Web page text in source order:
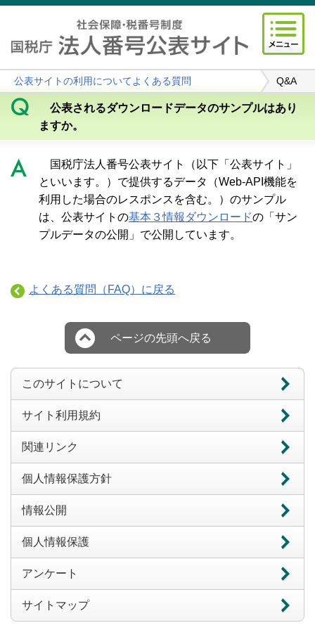
公表サイトの利用についてよくある質問 Q&A
公表されるダウンロードデータのサンプルはあり
ますか。
国税庁法人番号公表サイト（以下「公表サイト」
といいます。）で提供するデータ（Web-API機能を
利用した場合のレスポンスを含む。）のサンプル
は、公表サイトの基本３情報ダウンロードの「サン
プルデータの公開」で公開しています。
よくある質問（FAQ）に戻る
ページの先頭へ戻る
このサイトについて
サイト利用規約
関連リンク
個人情報保護方針
情報公開
個人情報保護
アンケート
サイトマップ